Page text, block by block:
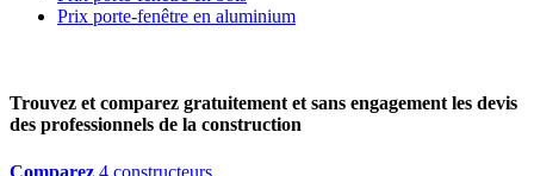
Prix porte-fenêtre en aluminium
Trouvez et comparez gratuitement et sans engagement les devis
des professionnels de la construction
Comparez 4 constructeurs